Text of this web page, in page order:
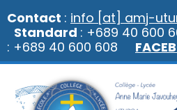
Contact : info [at] amj-
Standard : +689 40 600
: +689 40 600 608